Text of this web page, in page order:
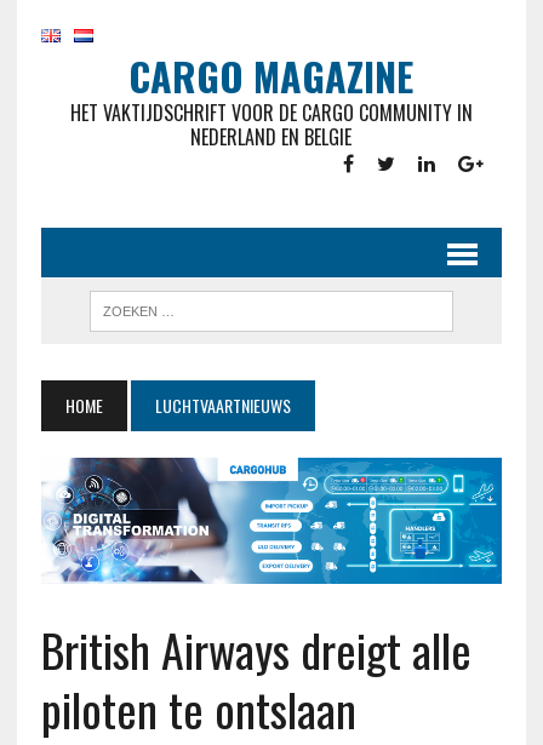
CARGO MAGAZINE
HET VAKTIJDSCHRIFT VOOR DE CARGO COMMUNITY IN
NEDERLAND EN BELGIE
HOME LUCHTVAARTNIEUWS
British Airways dreigt alle
piloten te ontslaan